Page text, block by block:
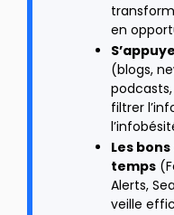
en
(blogs,
filtrer
Les
temps
Alerts,
veille